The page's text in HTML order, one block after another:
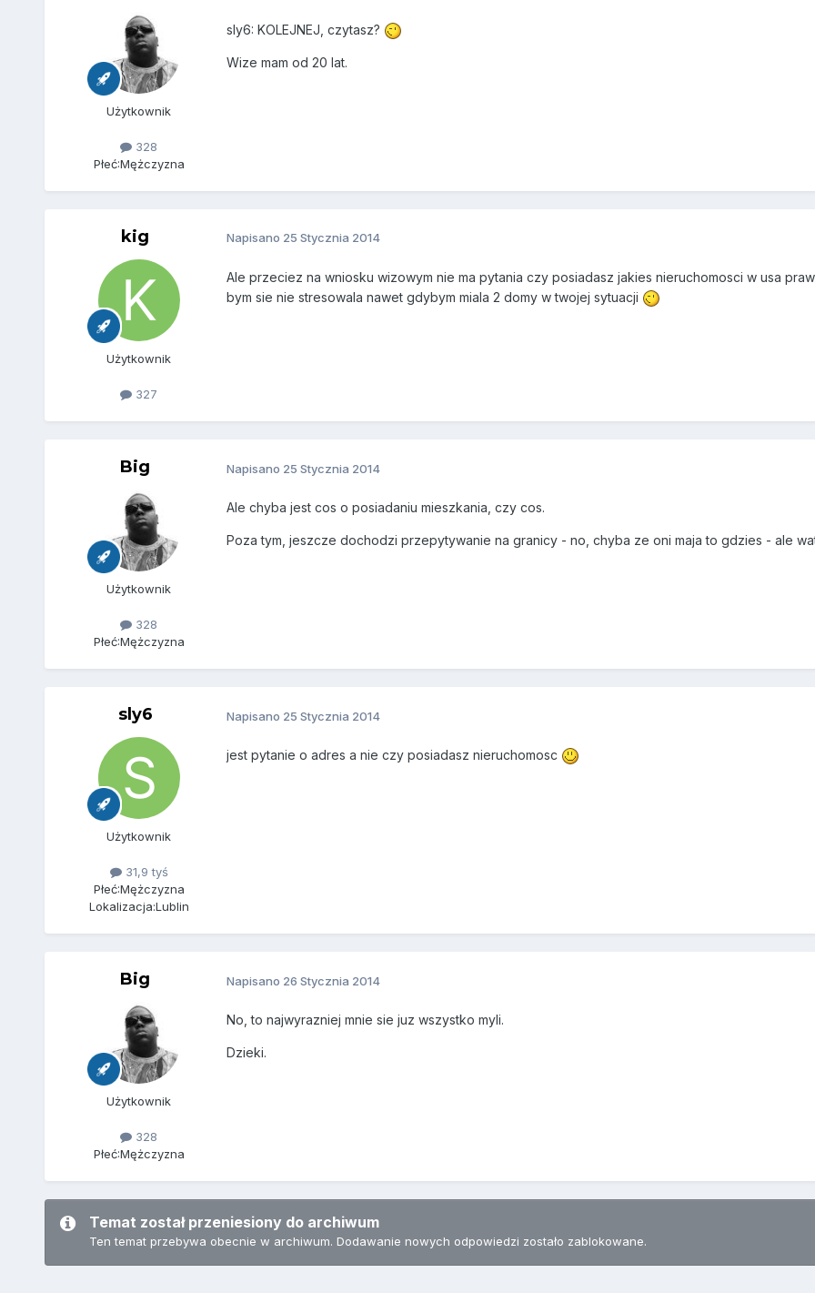
Użytkownik
328
Płeć:Mężczyzna
sly6: KOLEJNEJ, czytasz?
Wize mam od 20 lat.
kig
Użytkownik
327
Napisano 25 Stycznia 2014
Ale przeciez na wniosku wizowym nie ma pytania czy posiadasz jakies nieruchomosci w usa
bym sie nie stresowala nawet gdybym miala 2 domy w twojej sytuacji
Big
Użytkownik
328
Płeć:Mężczyzna
Napisano 25 Stycznia 2014
Ale chyba jest cos o posiadaniu mieszkania, czy cos.
Poza tym, jeszcze dochodzi przepytywanie na granicy - no, chyba ze oni maja to gdzies - ale
sly6
Użytkownik
31,9 tyś
Płeć:Mężczyzna
Lokalizacja:Lublin
Napisano 25 Stycznia 2014
jest pytanie o adres a nie czy posiadasz nieruchomosc
Big
Użytkownik
328
Płeć:Mężczyzna
Napisano 26 Stycznia 2014
No, to najwyrazniej mnie sie juz wszystko myli.
Dzieki.
Temat został przeniesiony do archiwum
Ten temat przebywa obecnie w archiwum. Dodawanie nowych odpowiedzi zostało zablokowane.